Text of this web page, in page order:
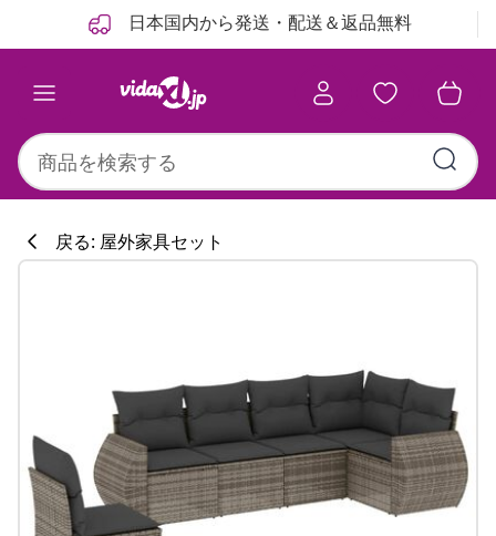
日本国内から発送・配送＆返品無料
戻る: 屋外家具セット